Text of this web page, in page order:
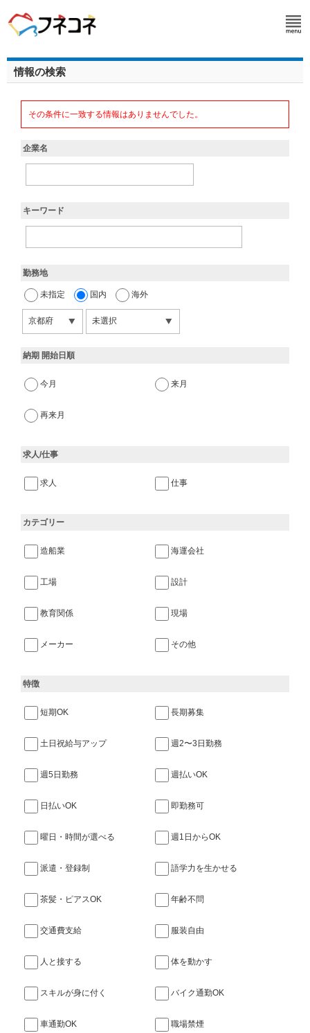
情報の検索
その条件に一致する情報はありませんでした。
企業名
キーワード
勤務地
未指定 国内 海外
納期 開始日順
今月 来月
再来月
求人/仕事
求人 仕事
カテゴリー
造船業 海運会社
工場 設計
教育関係 現場
メーカー その他
特徴
短期OK 長期募集
土日祝給与アップ 週2〜3日勤務
週5日勤務 週払いOK
日払いOK 即勤務可
曜日・時間が選べる 週1日からOK
派遣・登録制 語学力を生かせる
茶髪・ピアスOK 年齢不問
交通費支給 服装自由
人と接する 体を動かす
スキルが身に付く バイク通勤OK
車通勤OK 職場禁煙